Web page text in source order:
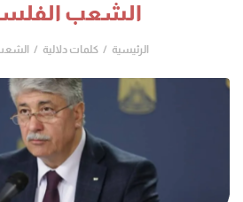
الشعب
الرئيسية كلمات دلالية